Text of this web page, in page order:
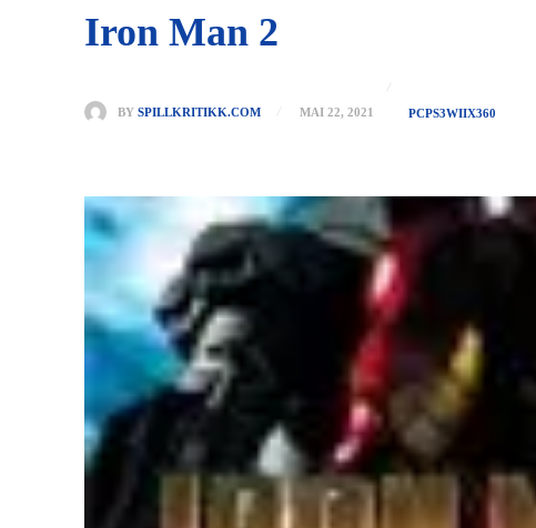
Iron Man 2
BY SPILLKRITIKK.COM MAI 22, 2021 PCPS3WIIX360